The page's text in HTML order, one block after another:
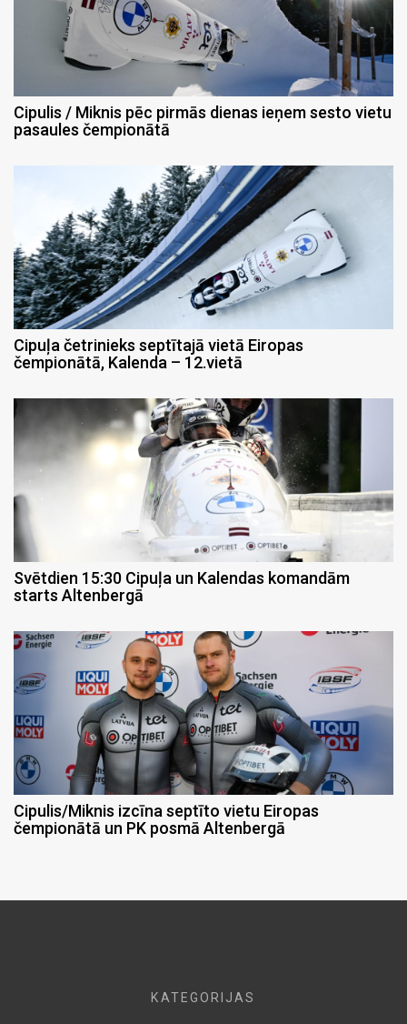
Cipulis / Miknis pēc pirmās dienas ieņem sesto vietu
pasaules čempionātā
Cipuļa četrinieks septītajā vietā Eiropas
čempionātā, Kalenda – 12.vietā
Svētdien 15:30 Cipuļa un Kalendas komandām
starts Altenbergā
Cipulis/Miknis izcīna septīto vietu Eiropas
čempionātā un PK posmā Altenbergā
KATEGORIJAS